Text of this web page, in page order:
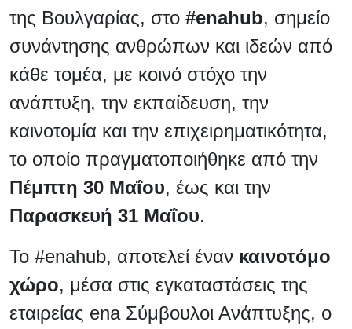
της Βουλγαρίας, στο #enahub, σημείο
συνάντησης ανθρώπων και ιδεών από
κάθε τομέα, με κοινό στόχο την
ανάπτυξη, την εκπαίδευση, την
καινοτομία και την επιχειρηματικότητα,
το οποίο πραγματοποιήθηκε από την
Πέμπτη 30 Μαΐου, έως και την
Παρασκευή 31 Μαΐου.
Το #enahub, αποτελεί έναν καινοτόμο
χώρο, μέσα στις εγκαταστάσεις της
εταιρείας ena Σύμβουλοι Ανάπτυξης, ο